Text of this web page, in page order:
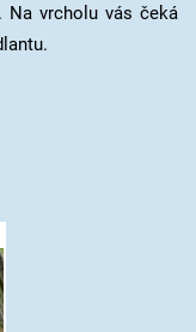
vrcholu vás čeká